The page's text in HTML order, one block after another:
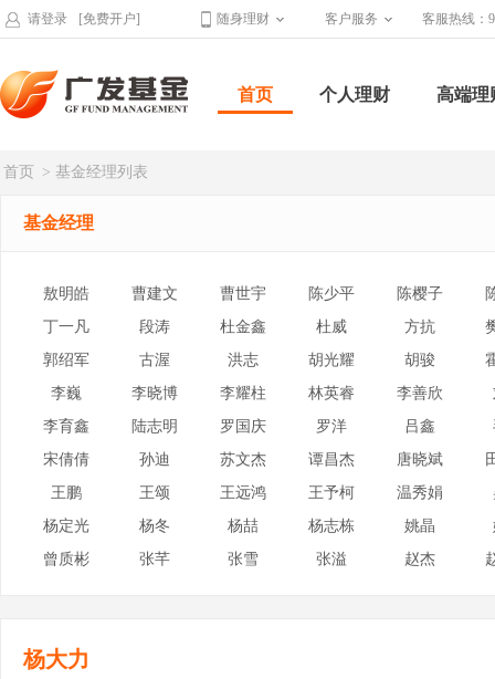
请登录 [免费开户] 随身理财 客户服务 客服热线：
首页 个人理财 高端理
首页 > 基金经理列表
基金经理
敖明皓 曹建文 曹世宇 陈少平 陈樱子
丁一凡
段涛 杜金鑫 杜威 方抗
郭绍军
古渥 洪志 胡光耀 胡骏
李巍
李晓博 李耀柱 林英睿 李善欣
李育鑫
陆志明 罗国庆 罗洋 吕鑫
宋倩倩
孙迪 苏文杰 谭昌杰 唐晓斌
王鹏
王颂 王远鸿 王予柯 温秀娟
杨定光
杨冬 杨喆 杨志栋 姚晶
曾质彬
张芊 张雪 张溢 赵杰
杨大力